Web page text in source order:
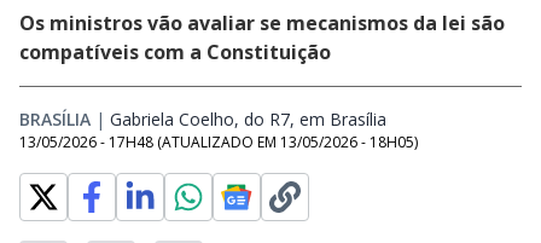
Os ministros vão avaliar se mecanismos da lei são
compatíveis com a Constituição
BRASÍLIA | Gabriela Coelho, do R7, em Brasília
13/05/2026 - 17H48 (ATUALIZADO EM 13/05/2026 - 18H05)